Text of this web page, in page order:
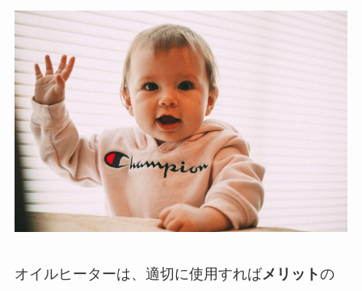
オイルヒーターは、適切に使用すればメリットの